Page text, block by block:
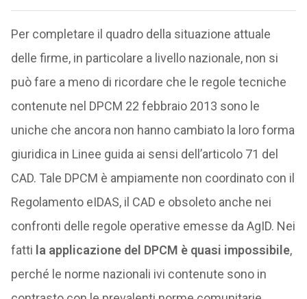
Per completare il quadro della situazione attuale
delle firme, in particolare a livello nazionale, non si
può fare a meno di ricordare che le regole tecniche
contenute nel DPCM 22 febbraio 2013 sono le
uniche che ancora non hanno cambiato la loro forma
giuridica in Linee guida ai sensi dell’articolo 71 del
CAD. Tale DPCM è ampiamente non coordinato con il
Regolamento eIDAS, il CAD e obsoleto anche nei
confronti delle regole operative emesse da AgID. Nei
fatti la applicazione del DPCM è quasi impossibile,
perché le norme nazionali ivi contenute sono in